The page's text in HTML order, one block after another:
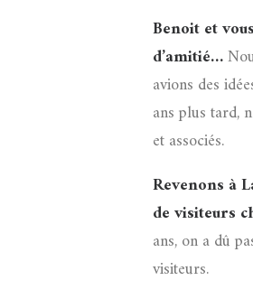
Benoit et
d’amitié…
avions des
ans plus tard,
et associés.
Revenons à
de visiteurs
ans, on a dû
visiteurs.